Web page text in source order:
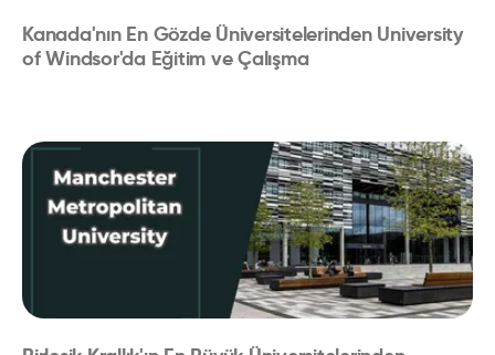
Kanada'nın En Gözde Üniversitelerinden University
of Windsor'da Eğitim ve Çalışma